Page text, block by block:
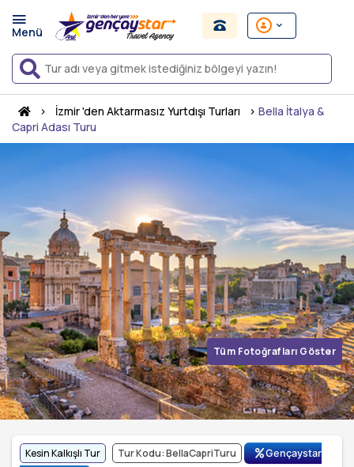
› İzmir 'den Aktarmasız Yurtdışı Turları › Bella İtalya &
Capri Adası Turu
Tüm Fotoğrafları Göster
Kesin Kalkışlı Tur Tur Kodu: BellaCapriTuru
Gençaystar